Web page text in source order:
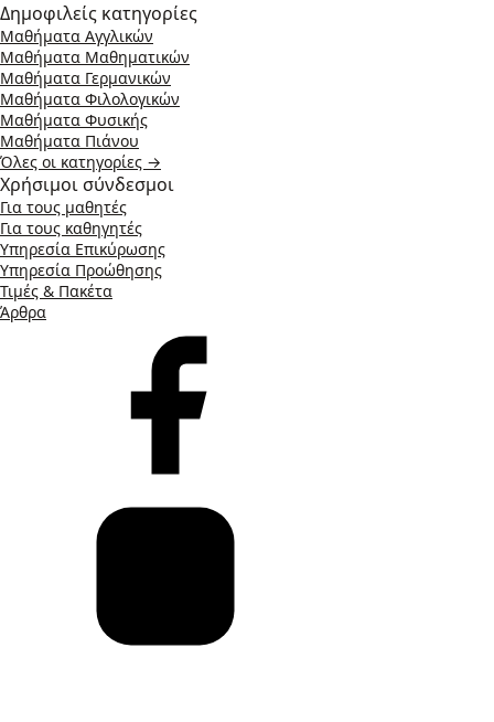
Δημοφιλείς κατηγορίες
Μαθήματα Αγγλικών
Μαθήματα Μαθηματικών
Μαθήματα Γερμανικών
Μαθήματα Φιλολογικών
Μαθήματα Φυσικής
Μαθήματα Πιάνου
Όλες οι κατηγορίες →
Χρήσιμοι σύνδεσμοι
Για τους μαθητές
Για τους καθηγητές
Υπηρεσία Επικύρωσης
Υπηρεσία Προώθησης
Τιμές & Πακέτα
Άρθρα